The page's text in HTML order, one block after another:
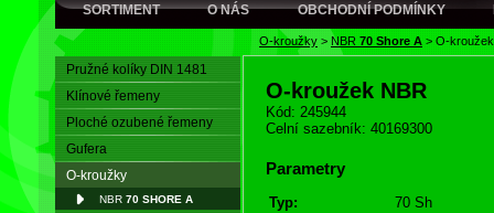
SORTIMENT O NÁS OBCHODNÍ PODMÍNKY
O-kroužky > NBR 70 Shore A > O-
Pružné kolíky DIN 1481
Klínové řemeny
Ploché ozubené řemeny
Gufera
O-kroužky
NBR 70 SHORE A
O-kroužek NBR
Kód: 245944
Celní sazebník: 40169300
Parametry
Typ:
70 Sh